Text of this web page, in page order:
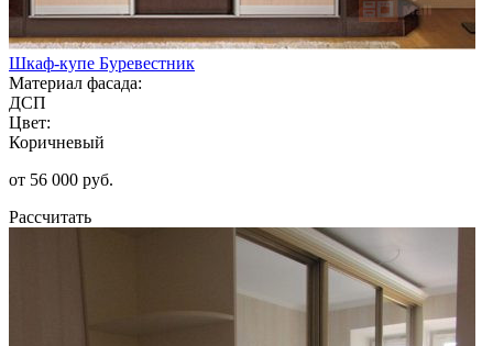
Шкаф-купе Буревестник
Материал фасада:
ДСП
Цвет:
Коричневый
от 56 000 руб.
Рассчитать